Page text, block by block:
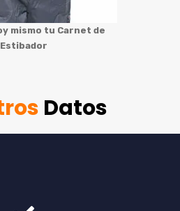
mismo tu Carnet de
Estibador
Datos